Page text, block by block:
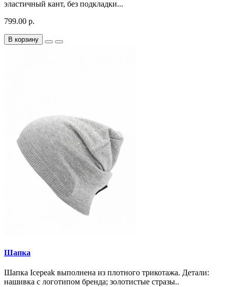
эластичный кант, без подкладки...
799.00 р.
В корзину
Шапка
Шапка Icepeak выполнена из плотного трикотажа. Детали:
нашивка с логотипом бренда; золотистые стразы..